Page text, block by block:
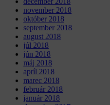
november 2018
október 2018
september 2018
august 2018
júl 2018
jún 2018
máj 2018
apríl 2018
marec 2018
február 2018
január 2018